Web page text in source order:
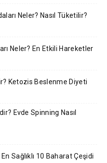
Neler? Nasıl Tüketilir?
Neler? En Etkili Hareketler
Ketozis Beslenme Diyeti
Evde Spinning Nasıl
Sağlıklı 10 Baharat Çeşidi